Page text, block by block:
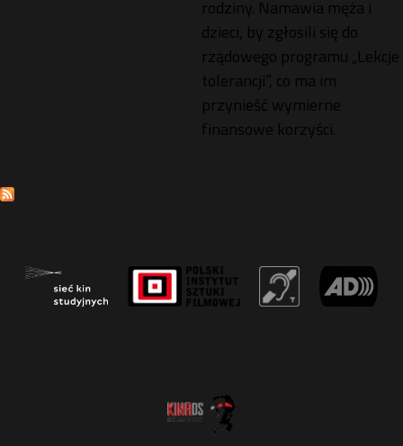
rodziny. Namawia męża i
dzieci, by zgłosili się do
rządowego programu „Lekcje
tolerancji”, co ma im
przynieść wymierne
finansowe korzyści.